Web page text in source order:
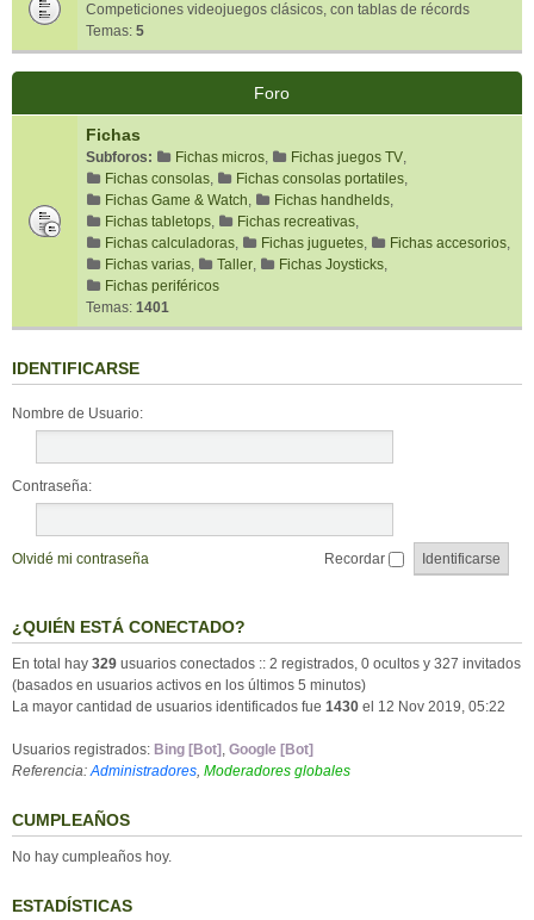
Competiciones videojuegos clásicos, con tablas de récords
Temas: 5
Foro
Fichas
Subforos: Fichas micros, Fichas juegos TV,
Fichas consolas, Fichas consolas portatiles,
Fichas Game & Watch, Fichas handhelds,
Fichas tabletops, Fichas recreativas,
Fichas calculadoras, Fichas juguetes, Fichas accesorios,
Fichas varias, Taller, Fichas Joysticks,
Fichas periféricos
Temas: 1401
IDENTIFICARSE
Nombre de Usuario:
Contraseña:
Olvidé mi contraseña Recordar
¿QUIÉN ESTÁ CONECTADO?
En total hay 329 usuarios conectados :: 2 registrados, 0 ocultos y 327 invitados
(basados en usuarios activos en los últimos 5 minutos)
La mayor cantidad de usuarios identificados fue 1430 el 12 Nov 2019, 05:22
Usuarios registrados: Bing [Bot] , Google [Bot]
Referencia:Administradores, Moderadores globales
CUMPLEAÑOS
No hay cumpleaños hoy.
ESTADÍSTICAS